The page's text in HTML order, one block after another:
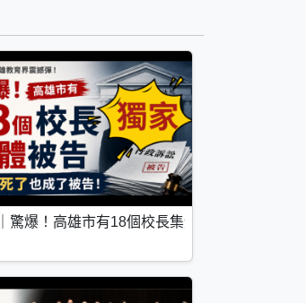
開宣戰
來，誰出來？
仍嘆「找無人」
找無人」
驚爆！高雄市有18個校長集體被告 連人死了